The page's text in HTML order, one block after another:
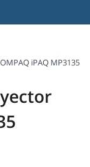
iPAQ MP3135